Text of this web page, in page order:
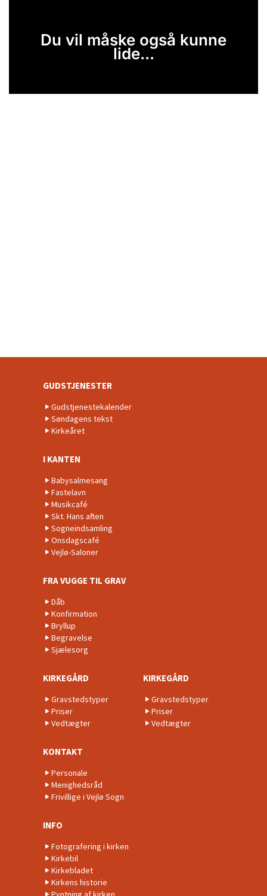
Du vil måske også kunne
lide...
GUDSTJENESTER
Gudstjenestekalender
Søndagens tekst
Kirkeåret
I KANTEN
Babysalmesang
Fastelavn
Musikcafé
Skt. Hans aften
Sogneindsamling
Onsdagscafé
Vejlø-Saloner
FRA VUGGE TIL GRAV
Dåb
Konfirmation
Bryllup
Begravelse
Sjælesorg
KIRKEGÅRD
Gravstedstyper
Priser
Vedtægter
KIRKEGÅRD
Gravstedstyper
Priser
Vedtægter
KONTAKT
Personale
Menighedsråd
Frivillige i Vejlø Sogn
INFO
Fotografering i kirken
Kirkebil
Kirkebladet
Kirkens historie